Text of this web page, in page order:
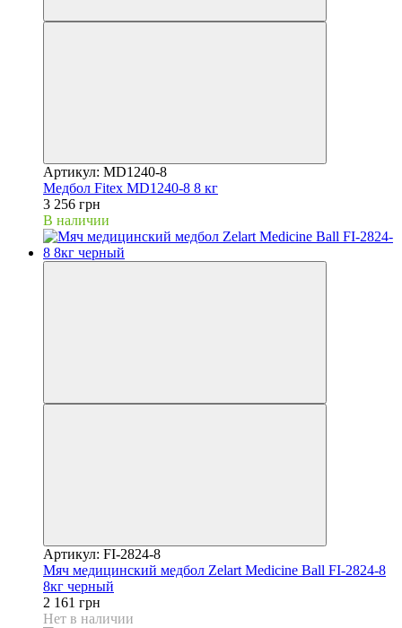
Артикул: MD1240-8
Медбол Fitex MD1240-8 8 кг
3 256 грн
В наличии
Артикул: FI-2824-8
Мяч медицинский медбол Zelart Medicine Ball FI-2824-8
8кг черный
2 161 грн
Нет в наличии